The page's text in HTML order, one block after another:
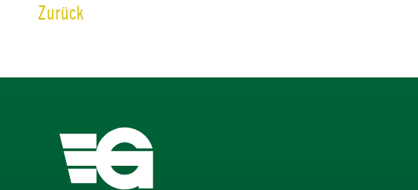
Zurück